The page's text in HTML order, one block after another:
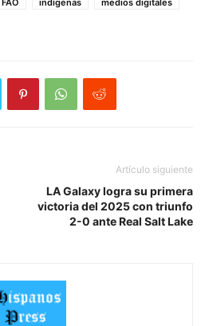
FAO indígenas
medios digitales
Artículo siguiente
LA Galaxy logra su primera
victoria del 2025 con triunfo
2-0 ante Real Salt Lake